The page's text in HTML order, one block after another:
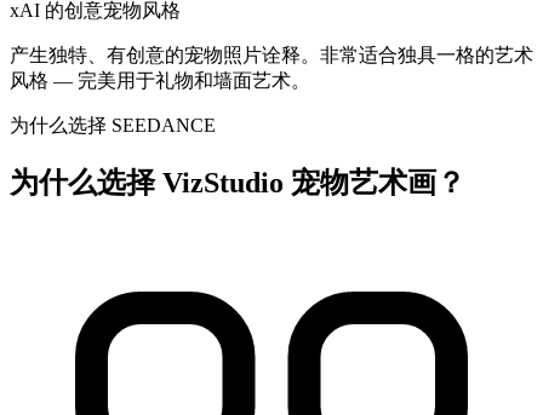
xAI 的创意宠物风格
产生独特、有创意的宠物照片诠释。非常适合独具一格的艺术
风格 — 完美用于礼物和墙面艺术。
为什么选择 SEEDANCE
为什么选择 VizStudio 宠物艺术画？